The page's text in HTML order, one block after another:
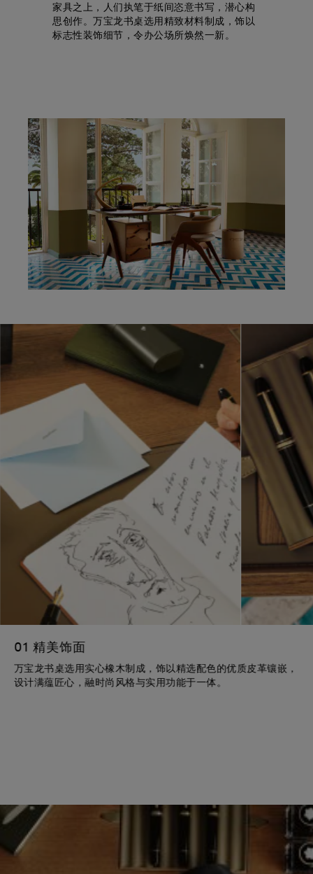
家具之上，人们执笔于纸间恣意书写，潜心构
思创作。万宝龙书桌选用精致材料制成，饰以
标志性装饰细节，令办公场所焕然一新。
01 精美饰面
万宝龙书桌选用实心橡木制成，饰以精选配色的优质皮革镶嵌，
设计满蕴匠心，融时尚风格与实用功能于一体。